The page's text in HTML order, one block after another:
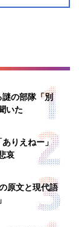
の部隊「別
いた
ありえねー」
哀
原文と現代語